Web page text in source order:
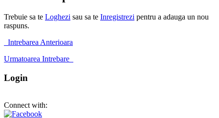
Trebuie sa te Loghezi sau sa te Inregistrezi pentru a adauga un nou
raspuns.
Intrebarea Anterioara
Urmatoarea Intrebare
Login
Connect with: